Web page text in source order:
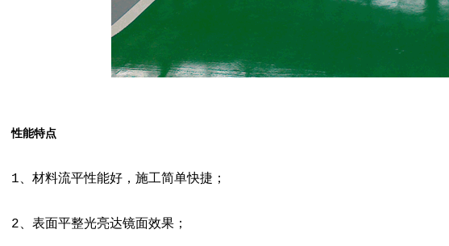
性能特点
1、材料流平性能好，施工简单快捷；
2、表面平整光亮达镜面效果；